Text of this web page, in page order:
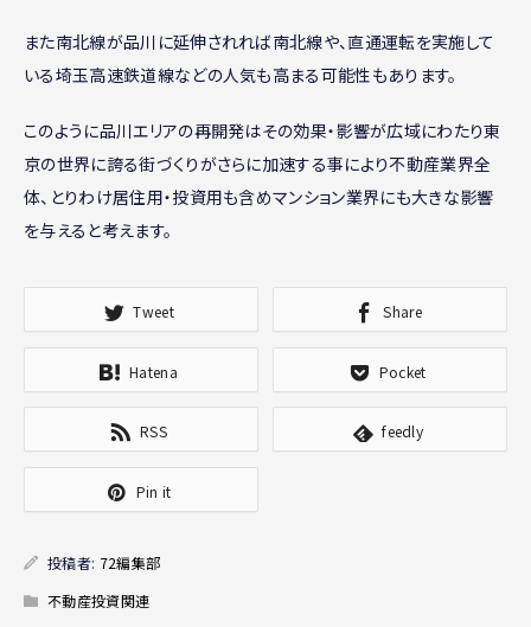
また南北線が品川に延伸されれば南北線や、直通運転を実施して
いる埼玉高速鉄道線などの人気も高まる可能性もあります。
このように品川エリアの再開発はその効果・影響が広域にわたり東
京の世界に誇る街づくりがさらに加速する事により不動産業界全
体、とりわけ居住用・投資用も含めマンション業界にも大きな影響
を与えると考えます。
Tweet Share
Hatena Pocket
RSS feedly
Pin it
投稿者: 72編集部
不動産投資関連